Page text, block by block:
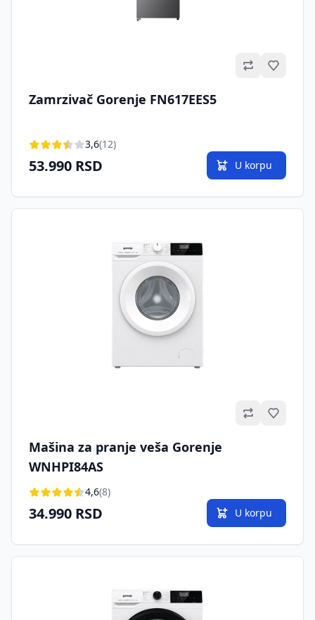
Zamrzivač Gorenje FN617EES5
3,6(12)
53.990 RSD U korpu
Mašina za pranje veša Gorenje
WNHPI84AS
4,6(8)
34.990 RSD U korpu